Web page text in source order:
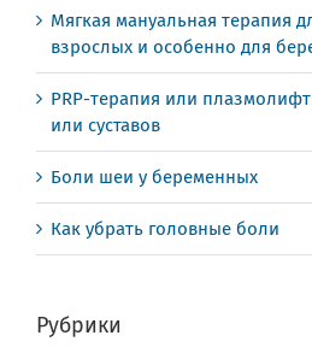
Мягкая мануальная терапия
взрослых и особенно для
PRP-терапия или
или суставов
Боли шеи у беременных
Как убрать головные боли
Рубрики